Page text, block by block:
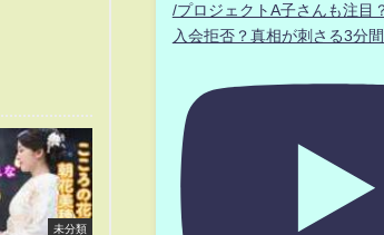
未分類
/プロジェクトA子さんも注
入会拒否？真相が刺さる3分